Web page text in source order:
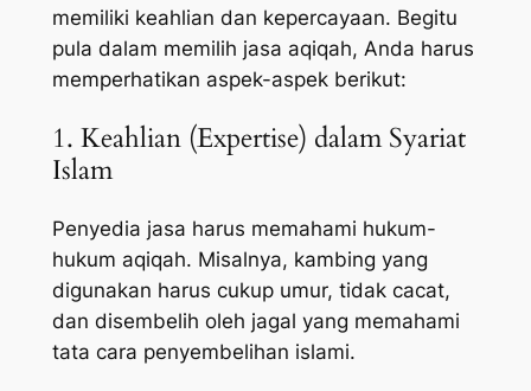
memiliki keahlian dan kepercayaan. Begitu
pula dalam memilih jasa aqiqah, Anda harus
memperhatikan aspek-aspek berikut:
1. Keahlian (Expertise) dalam Syariat
Islam
Penyedia jasa harus memahami hukum-
hukum aqiqah. Misalnya, kambing yang
digunakan harus cukup umur, tidak cacat,
dan disembelih oleh jagal yang memahami
tata cara penyembelihan islami.